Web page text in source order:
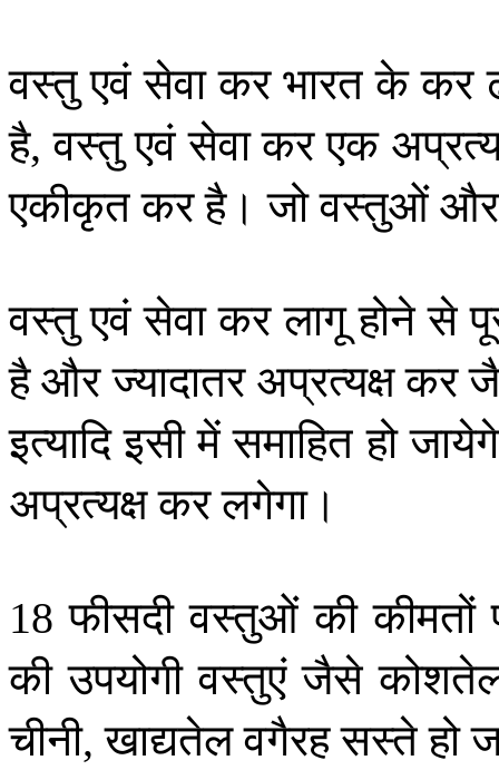
वस्तु एवं सेवा कर भारत के कर
है,वस्तुएवंसेवाकरएक
एकीकृतकरहै। जोवस्तुओंऔर
वस्तु एवं सेवा कर लागू होने से
हैऔरज्यादातर अप्रत्यक्षकर
इत्यादि इसी में समाहित हो
अप्रत्यक्षकरलगेगा।
18फीसदी वस्तुओं की कीमतों
की उपयोगी वस्तुएं जैसे
चीनी,खाद्यतेलवगैरहसस्तेहो